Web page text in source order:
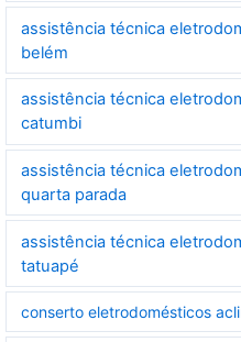
assistência técnica
belém
assistência técnica
catumbi
assistência técnica
quarta parada
assistência técnica
tatuapé
conserto eletrodomésticos